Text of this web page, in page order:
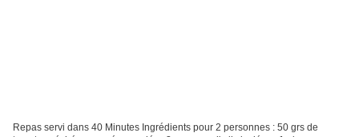
Repas servi dans 40 Minutes Ingrédients pour 2 personnes : 50 grs de